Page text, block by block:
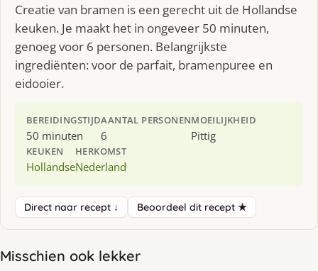
Creatie van bramen is een gerecht uit de Hollandse
keuken. Je maakt het in ongeveer 50 minuten,
genoeg voor 6 personen. Belangrijkste
ingrediënten: voor de parfait, bramenpuree en
eidooier.
BEREIDINGSTIJD
50 minuten
AANTAL PERSONEN
6
MOEILIJKHEID
Pittig
KEUKEN
Hollandse
HERKOMST
Nederland
Direct naar recept ↓ Beoordeel dit recept ★
Misschien ook lekker